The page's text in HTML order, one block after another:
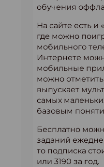
обучения
На сайте есть и
где можно
мобильного
Интернете
мобильные
можно
выпускает
самых
базовым
Бесплатно
заданий
то подписка
или 3190 за год.